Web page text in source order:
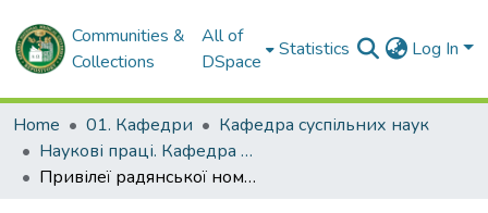
Communities &
Collections
All of
DSpace
Statistics Log In
Home 01. Кафедри
Кафедра суспільних наук
Наукові праці. Кафедра суспільних наук
Привілеї радянської номенклатури в сфері охорони здоров’я